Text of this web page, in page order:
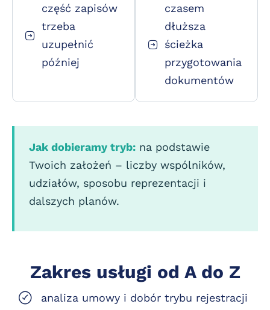
część zapisów
trzeba
uzupełnić
później
czasem
dłuższa
ścieżka
przygotowania
dokumentów
Jak dobieramy tryb: na podstawie
Twoich założeń – liczby wspólników,
udziałów, sposobu reprezentacji i
dalszych planów.
Zakres usługi od A do Z
analiza umowy i dobór trybu rejestracji